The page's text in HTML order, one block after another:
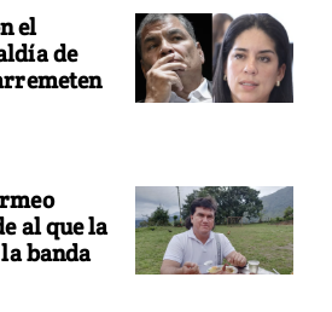
el
de
al que la
banda